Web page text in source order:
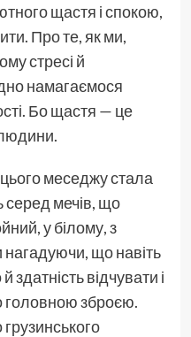
щастя і спокою,
Про те, як ми,
стресі й
намагаємося
Бо щастя — це
меседжу стала
серед мечів, що
у білому, з
нагадуючи, що навіть
відчувати і
головною зброєю.